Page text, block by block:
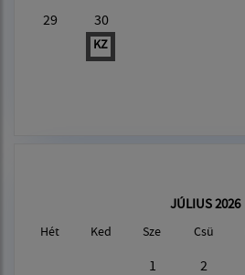
29 30
KZ
JÚLIUS 2026
Hét Ked Sze Csü
1 2